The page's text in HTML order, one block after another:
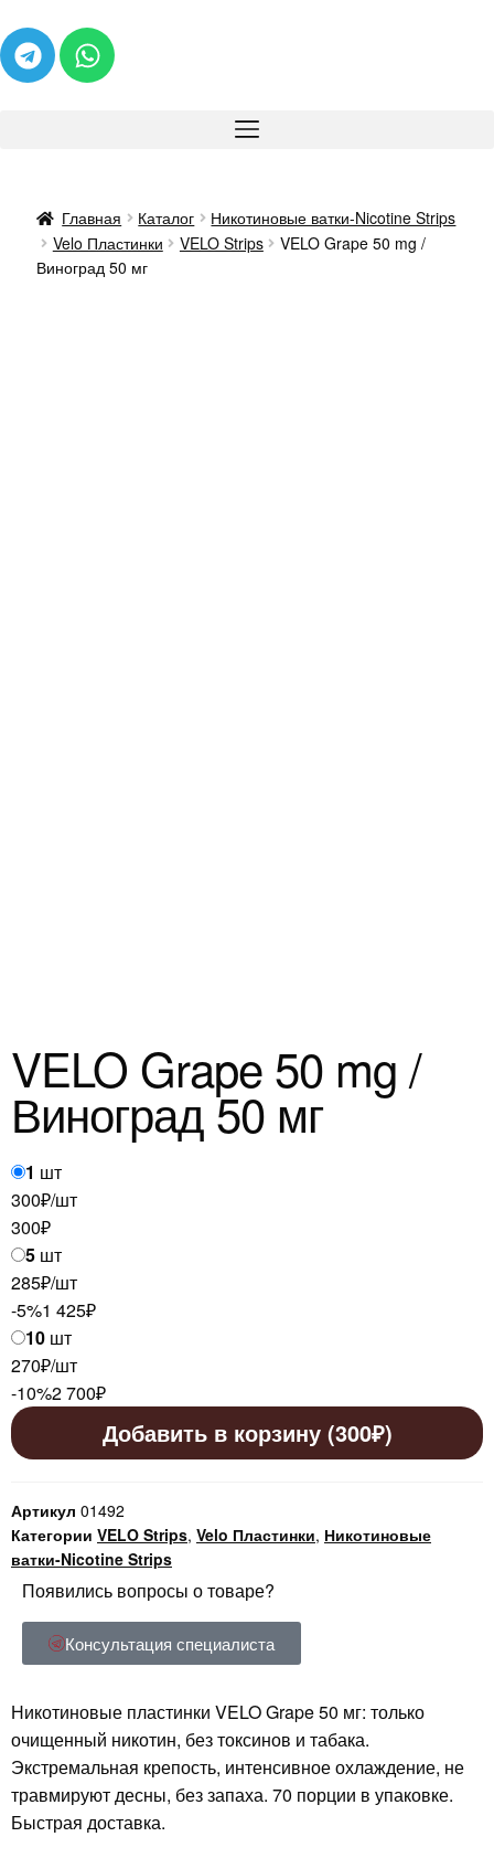
Главная Каталог
Никотиновые ватки-Nicotine Strips
Velo Пластинки
VELO Strips
VELO Grape 50 mg /
Виноград 50 мг
VELO Grape 50 mg /
Виноград 50 мг
1 шт
300₽/шт
300₽
5 шт
285₽/шт
-5%1 425₽
10 шт
270₽/шт
-10%2 700₽
Добавить в корзину (300₽)
Артикул 01492
Категории VELO Strips, Velo Пластинки, Никотиновые
ватки-Nicotine Strips
Появились вопросы о товаре?
Консультация специалиста
Никотиновые пластинки VELO Grape 50 мг: только
очищенный никотин, без токсинов и табака.
Экстремальная крепость, интенсивное охлаждение, не
травмируют десны, без запаха. 70 порции в упаковке.
Быстрая доставка.